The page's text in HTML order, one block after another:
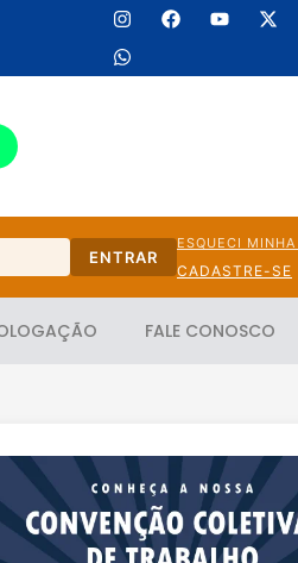
ENTRAR
ESQUECI
CADASTRE-SE
FALE CONOSCO